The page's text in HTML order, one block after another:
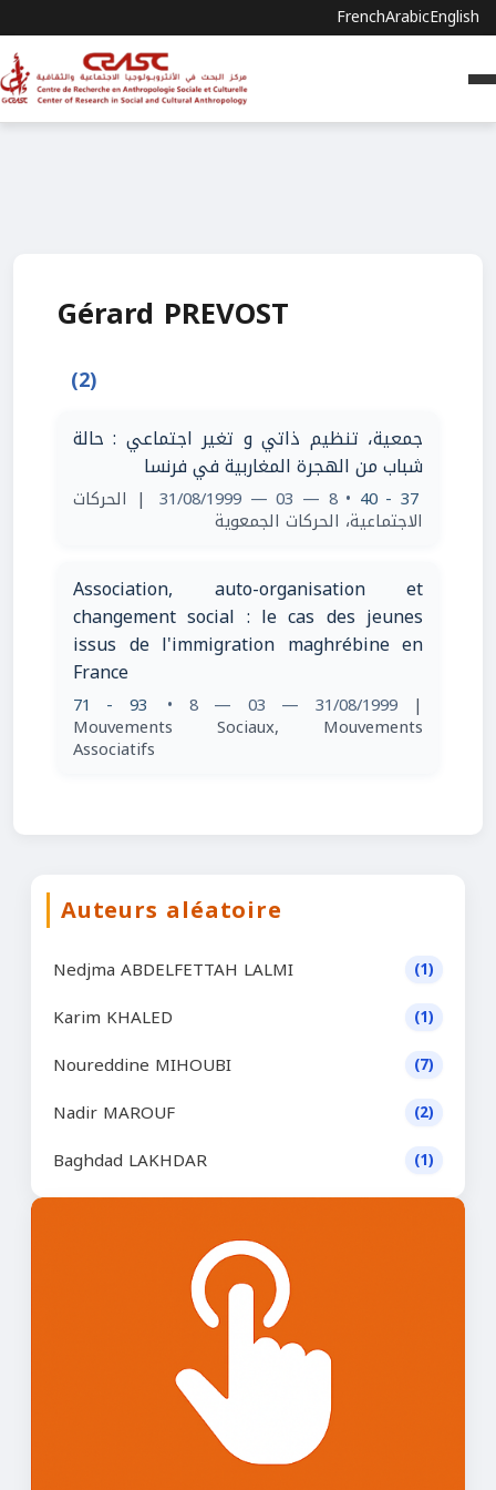
FrenchArabicEnglish
Gérard PREVOST
(2)
جمعية، تنظيم ذاتي و تغير اجتماعي : حالة
شباب من الهجرة المغاربية في فرنسا
37 - 40
• 8 — 03 — 31/08/1999 | الحركات
الاجتماعية، الحركات الجمعوية
Association, auto-organisation et
changement social : le cas des jeunes
issus de l'immigration maghrébine en
France
71 - 93 • 8 — 03 — 31/08/1999 |
Mouvements Sociaux, Mouvements
Associatifs
Auteurs aléatoire
Nedjma ABDELFETTAH LALMI (1)
Karim KHALED (1)
Noureddine MIHOUBI (7)
Nadir MAROUF (2)
Baghdad LAKHDAR (1)